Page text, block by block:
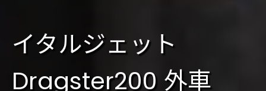
イタルジェット
Dragster200 外車